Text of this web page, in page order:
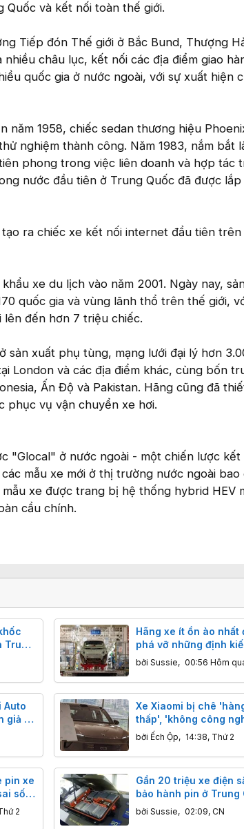
và kết nối toàn thế giới.
Tiếp đón Thế giới ở Bắc Bund, Thượng
châu lục, kết nối các địa điểm giao
quốc gia ở nước ngoài, với sự xuất hiện
năm 1958, chiếc sedan thương hiệu
nghiệm thành công. Năm 1983, nắm bắt
phong trong việc liên doanh và hợp tác
nước đầu tiên ở Trung Quốc đã được
ra chiếc xe kết nối internet đầu tiên trên
xe du lịch vào năm 2001. Ngày nay,
quốc gia và vùng lãnh thổ trên thế giới,
đến hơn 7 triệu chiếc.
sản xuất phụ tùng, mạng lưới đại lý hơn
London và các địa điểm khác, cùng bốn
Ấn Độ và Pakistan. Hãng cũng đã
phục vụ vận chuyển xe hơi.
"Glocal" ở nước ngoài - một chiến lược
mẫu xe mới ở thị trường nước ngoài bao
xe được trang bị hệ thống hybrid HEV
cầu chính.
Trung
Hãng xe ít ồn ào nhất
phá vỡ những định
ngành xe điện Trung
bởi Sussie, 00:56 Hôm
Auto
giả bị
Xe Xiaomi bị chê
thấp', 'không công
nhưng bán chạy
chiếc: 'Redmi ô tô' là
hay chê?
bởi Ếch Ộp, 14:38, Thứ 2
pin xe
số
2
Gần 20 triệu xe điện
bảo hành pin ở Trung
Mối lo độ pin ngoài giá
hiểm họa khôn lường
bởi Sussie, 02:09, CN